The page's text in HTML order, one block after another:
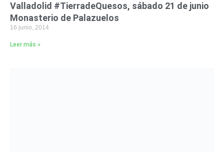
Valladolid #TierradeQuesos, sábado 21 de junio
Monasterio de Palazuelos
16 junio, 2014
Leer más »